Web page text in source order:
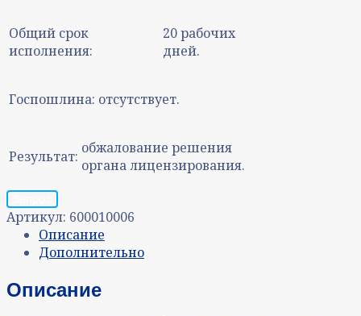
Общий срок
исполнения:
20 рабочих
дней.
Госпошлина: отсутствует.
Результат: обжалование решения
органа лицензирования.
Артикул: 600010006
Описание
Дополнительно
Описание